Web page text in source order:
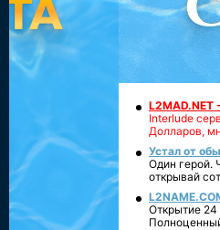
Interlude
Долларов,
Устал от
Один герой.
открывай
Открытие